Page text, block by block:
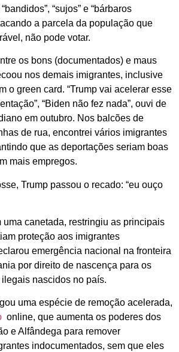
“sujos” e “bárbaros
a parcela da população que
não pode votar.
os bons (documentados) e maus
nos demais imigrantes, inclusive
o green card. “Trump vai acelerar esse
“Biden não fez nada”, ouvi de
em outubro. Nos balcões de
de rua, encontrei vários imigrantes
que as deportações seriam boas
mais empregos.
Trump passou o recado: “eu ouço
uma canetada, restringiu as principais
proteção aos imigrantes
emergência nacional na fronteira
por direito de nascença para os
nascidos no país.
uma espécie de remoção acelerada,
online, que aumenta os poderes dos
e Alfândega para remover
indocumentados, sem que eles